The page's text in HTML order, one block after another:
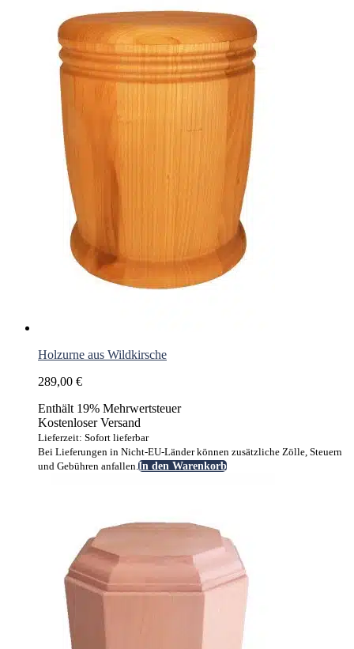
Holzurne aus Wildkirsche
289,00 €
Enthält 19% Mehrwertsteuer
Kostenloser Versand
Lieferzeit: Sofort lieferbar
Bei Lieferungen in Nicht-EU-Länder können zusätzliche Zölle, Steuern
und Gebühren anfallen.In den Warenkorb